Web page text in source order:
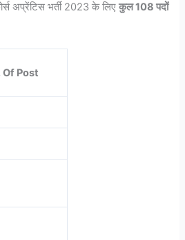
अप्रेंटिस भर्ती 2023 के लिएकुल 108 पदों
Of Post